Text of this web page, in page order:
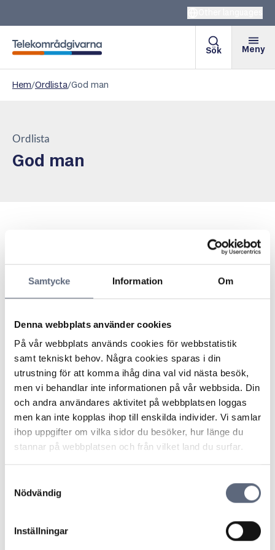
Samtycke Information Om
Denna webbplats använder cookies
På vår webbplats används cookies för webbstatistik
samt tekniskt behov. Några cookies sparas i din
utrustning för att komma ihåg dina val vid nästa besök,
men vi behandlar inte informationen på vår webbsida. Din
och andra användares aktivitet på webbplatsen loggas
men kan inte kopplas ihop till enskilda individer. Vi samlar
ihop uppgifter om vilka sidor du besöker, hur länge du
stannar på webbplatsen och från vilket land du surfar.
Nödvändig
Inställningar
Telekområdgivarna
Sök Meny
Hem/Ordlista/God man
Ordlista
God man
En god man är en person som utses av tingsrätten för att
hjälpa någon som har svårt att sköta sin ekonomi, ta
kan till exempel handla om att betala räkningar, ansöka
om bidrag eller företräda personen i kontakt med
En god man är inte en anställd, utan en frivillig som har
ett juridiskt ansvar att agera i den hjälpbehövandes
bästa intresse. Personen som får hjälp behåller sin rätt
att fatta egna beslut – till skillnad från en förvaltare,
som kan fatta beslut åt personen.
Senast uppdaterad:
2025-10-30
Dela sidan
Dela sidan på Facebook
Skriv ut sidan